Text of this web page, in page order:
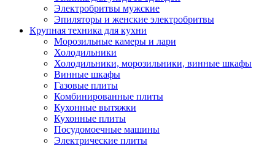
Электробритвы мужские
Эпиляторы и женские электробритвы
Крупная техника для кухни
Морозильные камеры и лари
Холодильники
Холодильники, морозильники, винные шкафы
Винные шкафы
Газовые плиты
Комбинированные плиты
Кухонные вытяжки
Кухонные плиты
Посудомоечные машины
Электрические плиты